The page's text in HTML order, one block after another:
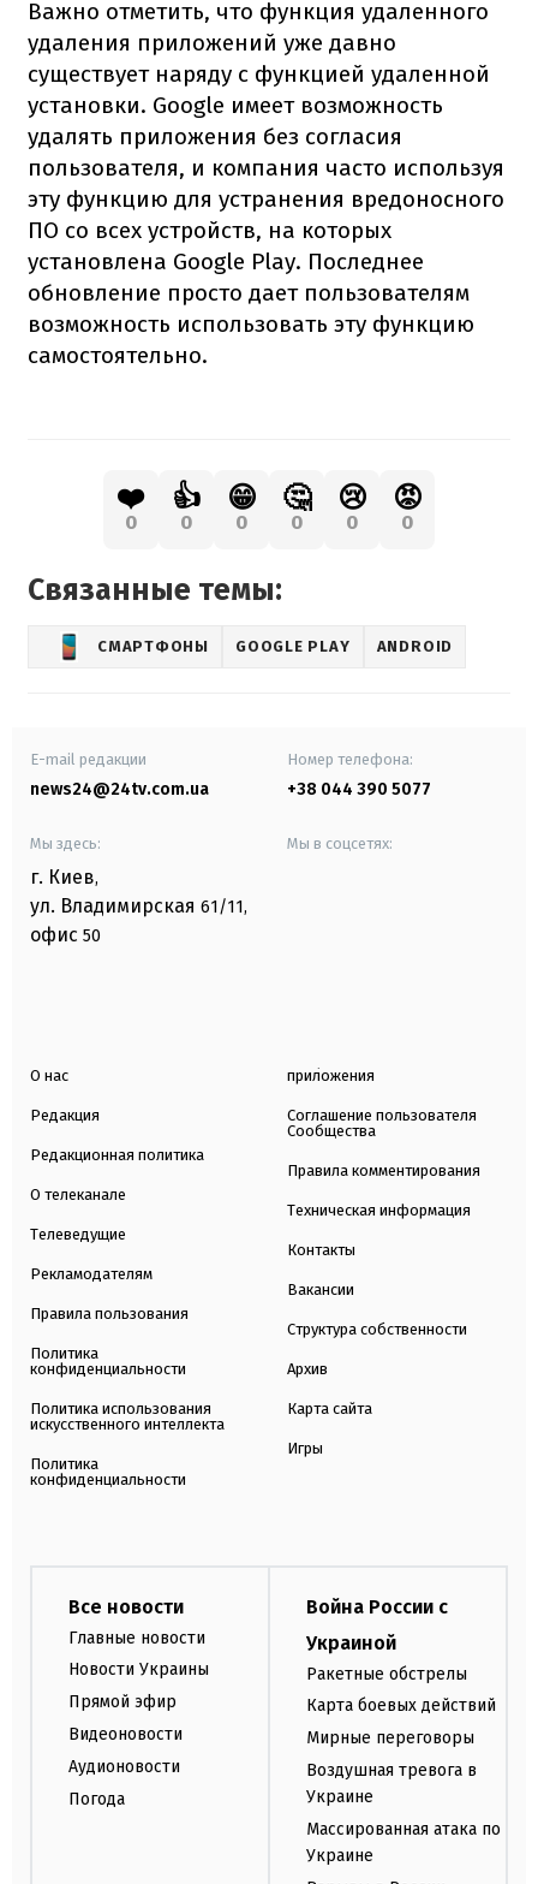
Важно отметить, что функция удаленного
удаления приложений уже давно
существует наряду с функцией удаленной
установки. Google имеет возможность
удалять приложения без согласия
пользователя, и компания часто используя
эту функцию для устранения вредоносного
ПО со всех устройств, на которых
установлена Google Play. Последнее
обновление просто дает пользователям
возможность использовать эту функцию
самостоятельно.
❤️
0
👍
0
😁
0
🤔
0
😢
0
😡
0
Связанные темы:
СМАРТФОНЫ GOOGLE PLAY ANDROID
E-mail редакции
news24@24tv.com.ua
Номер телефона:
+38 044 390 5077
Мы здесь:
г. Киев,
ул. Владимирская 61/11,
офис 50
Мы в соцсетях:
О нас
Редакция
Редакционная политика
О телеканале
Телеведущие
Рекламодателям
Правила пользования
Политика
конфиденциальности
Политика использования
искусственного интеллекта
Политика
конфиденциальности
приложения
Соглашение пользователя
Сообщества
Правила комментирования
Техническая информация
Контакты
Вакансии
Структура собственности
Архив
Карта сайта
Игры
Все новости
Главные новости
Новости Украины
Прямой эфир
Видеоновости
Аудионовости
Погода
Война России с
Украиной
Ракетные обстрелы
Карта боевых действий
Мирные переговоры
Воздушная тревога в
Украине
Массированная атака по
Украине